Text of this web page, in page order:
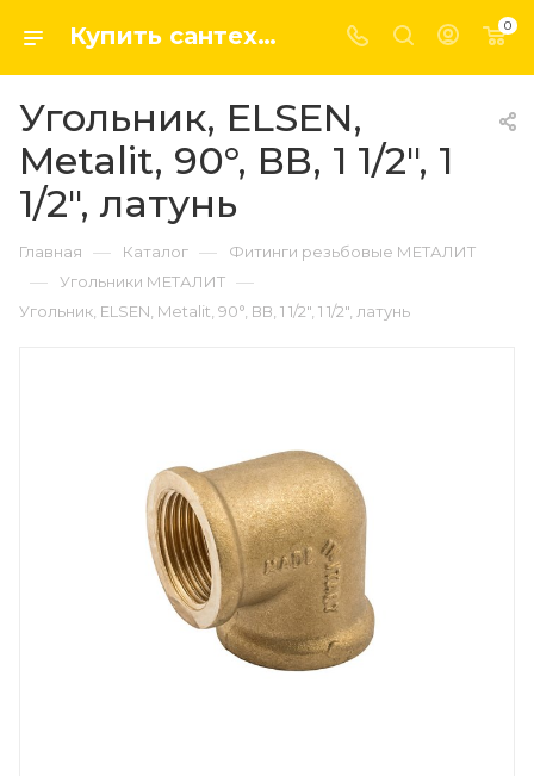
Купить сантехнику, системы отопление и водоснабжения оптом и в розницу в интернет-магазине elsen-opt.ru 0
Угольник, ELSEN,
Metalit, 90°, ВВ, 1 1/2", 1
1/2", латунь
Главная — Каталог — Фитинги резьбовые МЕТАЛИТ
— Угольники МЕТАЛИТ —
Угольник, ELSEN, Metalit, 90°, ВВ, 1 1/2", 1 1/2", латунь